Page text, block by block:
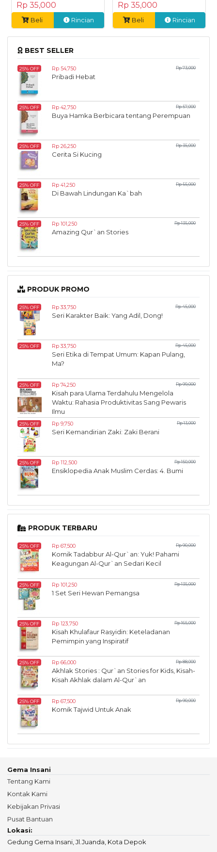
Rp 35,000
Beli Rincian
Rp 35,000
Beli Rincian
BEST SELLER
25% OFF Rp 54,750 Rp 73,000
Pribadi Hebat
25% OFF Rp 42,750 Rp 57,000
Buya Hamka Berbicara tentang Perempuan
25% OFF Rp 26,250 Rp 35,000
Cerita Si Kucing
25% OFF Rp 41,250 Rp 55,000
Di Bawah Lindungan Ka`bah
25% OFF Rp 101,250 Rp 135,000
Amazing Qur`an Stories
PRODUK PROMO
25% OFF Rp 33,750 Rp 45,000
Seri Karakter Baik: Yang Adil, Dong!
25% OFF Rp 33,750 Rp 45,000
Seri Etika di Tempat Umum: Kapan Pulang,
Ma?
25% OFF Rp 74,250 Rp 99,000
Kisah para Ulama Terdahulu Mengelola
Waktu: Rahasia Produktivitas Sang Pewaris
Ilmu
25% OFF Rp 9,750 Rp 13,000
Seri Kemandirian Zaki: Zaki Berani
25% OFF Rp 112,500 Rp 150,000
Ensiklopedia Anak Muslim Cerdas: 4. Bumi
PRODUK TERBARU
25% OFF Rp 67,500 Rp 90,000
Komik Tadabbur Al-Qur`an: Yuk! Pahami
Keagungan Al-Qur`an Sedari Kecil
25% OFF Rp 101,250 Rp 135,000
1 Set Seri Hewan Pemangsa
25% OFF Rp 123,750 Rp 165,000
Kisah Khulafaur Rasyidin: Keteladanan
Pemimpin yang Inspiratif
25% OFF Rp 66,000 Rp 88,000
Akhlak Stories : Qur`an Stories for Kids, Kisah-
Kisah Akhlak dalam Al-Qur`an
25% OFF Rp 67,500 Rp 90,000
Komik Tajwid Untuk Anak
Gema Insani
Tentang Kami
Kontak Kami
Kebijakan Privasi
Pusat Bantuan
Lokasi:
Gedung Gema Insani, Jl.Juanda, Kota Depok